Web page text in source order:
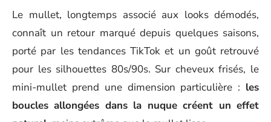
Le mullet, longtemps associé aux looks démodés,
connaît un retour marqué depuis quelques saisons,
porté par les tendances TikTok et un goût retrouvé
pour les silhouettes 80s/90s. Sur cheveux frisés, le
mini-mullet prend une dimension particulière : les
boucles allongées dans la nuque créent un effet